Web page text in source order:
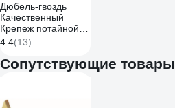
Дюбель-гвоздь
Качественный
Крепеж потайной
бортик 6х60 40 шт
0200617 КЧ
4.4(13)
Сопутствующие товары